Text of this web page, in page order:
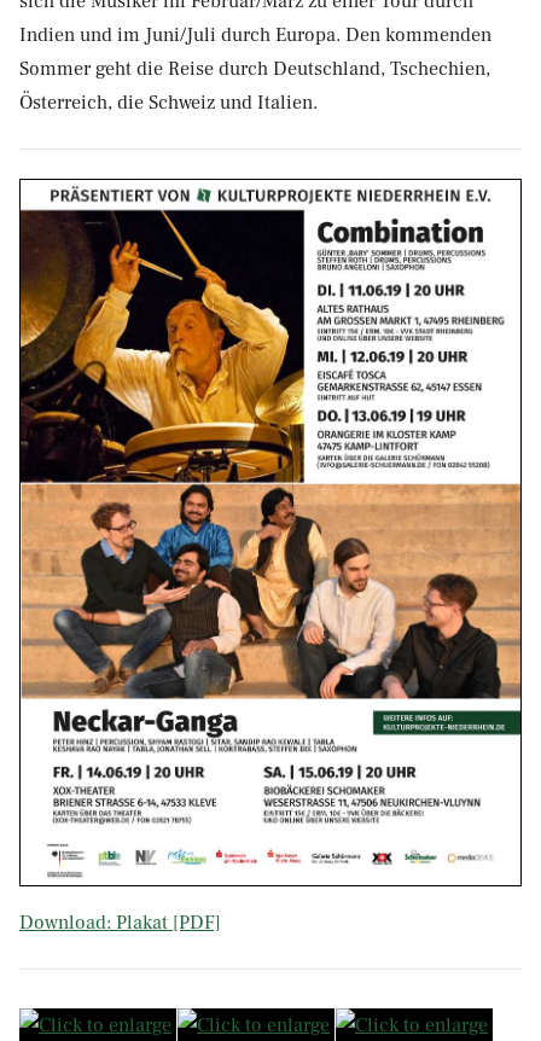
Indien und im Juni/Juli durch Europa. Den kommenden
Sommer geht die Reise durch Deutschland, Tschechien,
Österreich, die Schweiz und Italien.
Download: Plakat [PDF]